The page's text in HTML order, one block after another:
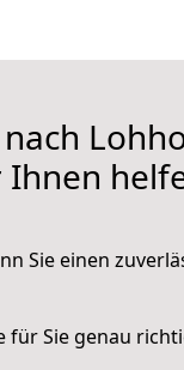
Ihnen
Sie einen
für Sie genau